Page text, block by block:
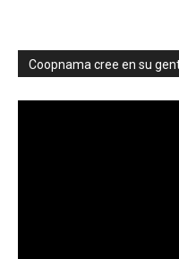
Coopnama cree en su